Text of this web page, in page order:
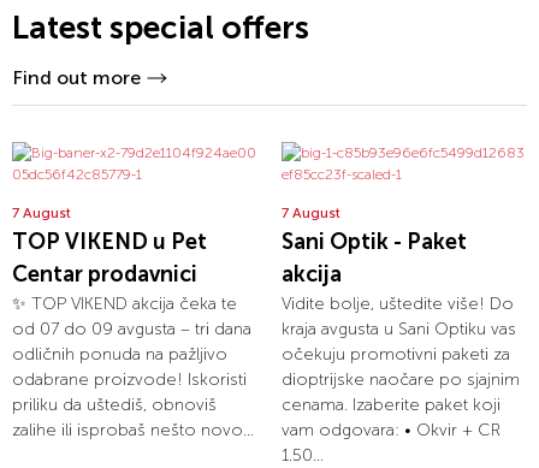
Latest special offers
Find out more
7 August
TOP VIKEND u Pet
Centar prodavnici
✨ TOP VIKEND akcija čeka te
od 07 do 09 avgusta – tri dana
odličnih ponuda na pažljivo
odabrane proizvode! Iskoristi
priliku da uštediš, obnoviš
zalihe ili isprobaš nešto novo...
7 August
Sani Optik - Paket
akcija
Vidite bolje, uštedite više! Do
kraja avgusta u Sani Optiku vas
očekuju promotivni paketi za
dioptrijske naočare po sjajnim
cenama. Izaberite paket koji
vam odgovara: • Okvir + CR
1.50...